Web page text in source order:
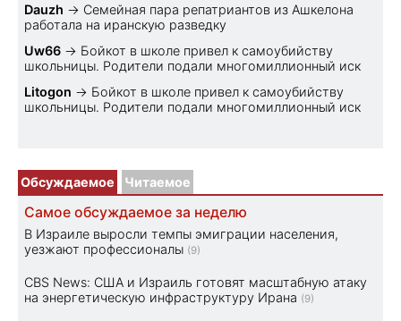
Dauzh → Семейная пара репатриантов из Ашкелона
работала на иранскую разведку
Uw66 → Бойкот в школе привел к самоубийству
школьницы. Родители подали многомиллионный иск
Litogon → Бойкот в школе привел к самоубийству
школьницы. Родители подали многомиллионный иск
Обсуждаемое Читаемое
Самое обсуждаемое за неделю
В Израиле выросли темпы эмиграции населения,
уезжают профессионалы (9)
CBS News: США и Израиль готовят масштабную атаку
на энергетическую инфраструктуру Ирана (9)